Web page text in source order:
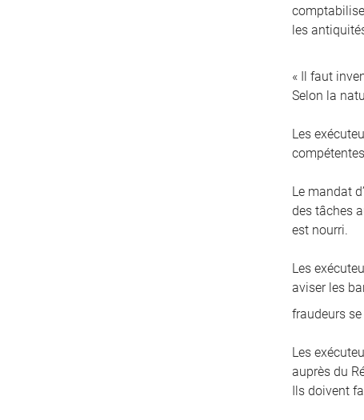
les
« Il faut
Selon la
Les
Le mandat
des tâches
est nourri.
Les
aviser les
fraudeurs
Les
auprès du
Ils doivent